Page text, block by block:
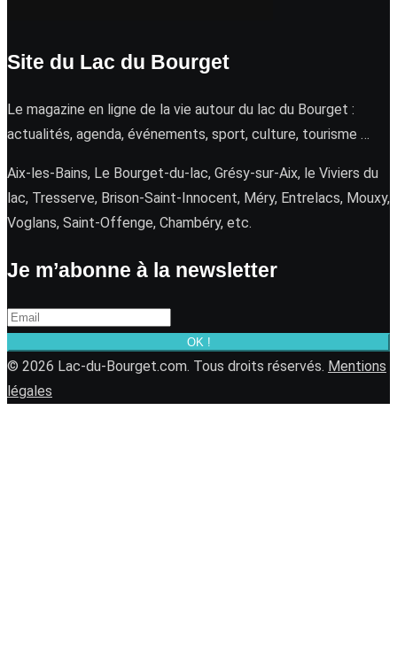
Site du Lac du Bourget
Le magazine en ligne de la vie autour du lac du Bourget :
actualités, agenda, événements, sport, culture, tourisme …
Aix-les-Bains, Le Bourget-du-lac, Grésy-sur-Aix, le Viviers du
lac, Tresserve, Brison-Saint-Innocent, Méry, Entrelacs, Mouxy,
Voglans, Saint-Offenge, Chambéry, etc.
Je m’abonne à la newsletter
OK !
© 2026 Lac-du-Bourget.com. Tous droits réservés. Mentions
légales